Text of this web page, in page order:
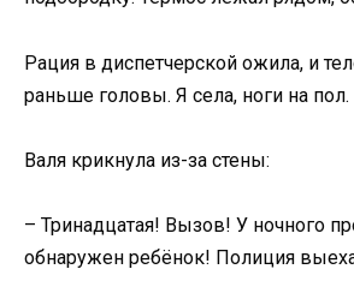
Рация в диспетчерской ожила, и
раньше головы. Я села, ноги на пол.
Валя крикнула из-за стены:
– Тринадцатая! Вызов! У ночного
обнаружен ребёнок! Полиция